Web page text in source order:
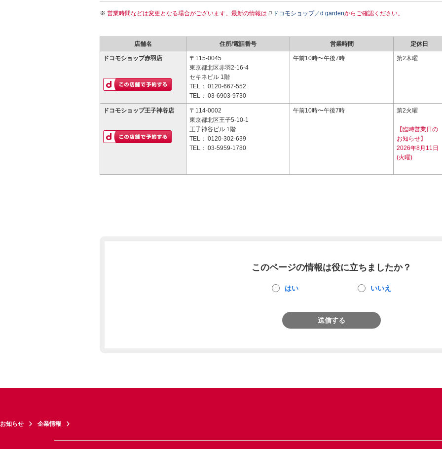
営業時間などは変更となる場合がございます。最新の情報は ドコモショップ／d gardenからご確認ください。
店舗名 住所/電話番号 営業時間 定休日
ドコモショップ赤羽店
〒115-0045
東京都北区赤羽2-16-4
セキネビル 1階
TEL： 0120-667-552
TEL： 03-6903-9730
午前10時〜午後7時 第2木曜
ドコモショップ王子神谷店
〒114-0002
東京都北区王子5-10-1
王子神谷ビル 1階
TEL： 0120-302-639
TEL： 03-5959-1780
午前10時〜午後7時 第2火曜
【臨時営業日の
お知らせ】
2026年8月11日
(火曜)
このページの情報は役に立ちましたか？
はい いいえ
送信する
お知らせ 企業情報